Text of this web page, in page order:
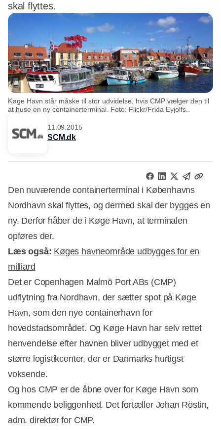
skal flyttes.
Køge Havn står måske til stor udvidelse, hvis CMP vælger den til
at huse en ny containerterminal. Foto: Flickr/Frida Eyjolfs..
11.09.2015
SCM.dk
Den nuværende containerterminal i Københavns
Nordhavn skal flyttes, og dermed skal der bygges en
ny. Derfor håber de i Køge Havn, at terminalen
opføres der.
Læs også: Køges havneområde udbygges for en
milliard
Det er Copenhagen Malmö Port ABs (CMP)
udflytning fra Nordhavn, der sætter spot på Køge
Havn, som den nye containerhavn for
hovedstadsområdet. Og Køge Havn har selv rettet
henvendelse efter havnen bliver udbygget med et
større logistikcenter, der er Danmarks hurtigst
voksende.
Og hos CMP er de åbne over for Køge Havn som
kommende beliggenhed. Det fortæller Johan Röstin,
adm. direktør for CMP.